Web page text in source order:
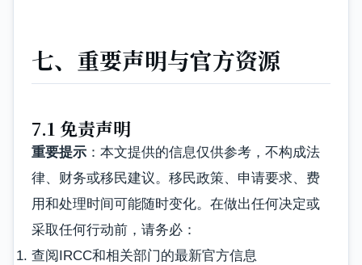
七、重要声明与官方资源
7.1 免责声明
重要提示 ：本文提供的信息仅供参考，不构成法
律、财务或移民建议。移民政策、申请要求、费
用和处理时间可能随时变化。在做出任何决定或
采取任何行动前，请务必：
查阅IRCC和相关部门的最新官方信息